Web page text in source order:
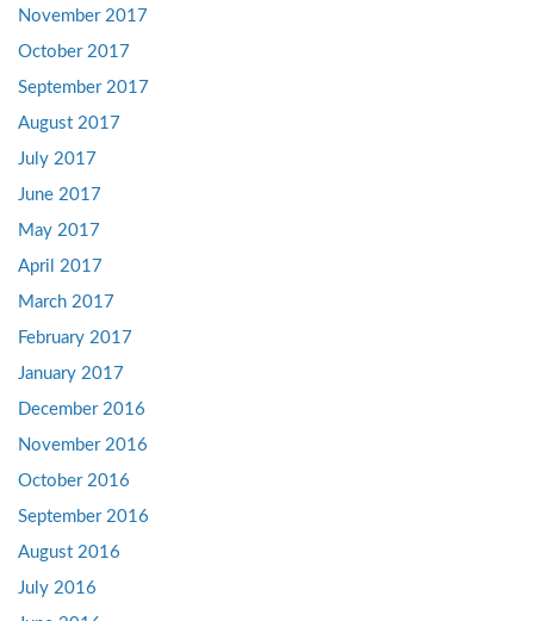
November 2017
October 2017
September 2017
August 2017
July 2017
June 2017
May 2017
April 2017
March 2017
February 2017
January 2017
December 2016
November 2016
October 2016
September 2016
August 2016
July 2016